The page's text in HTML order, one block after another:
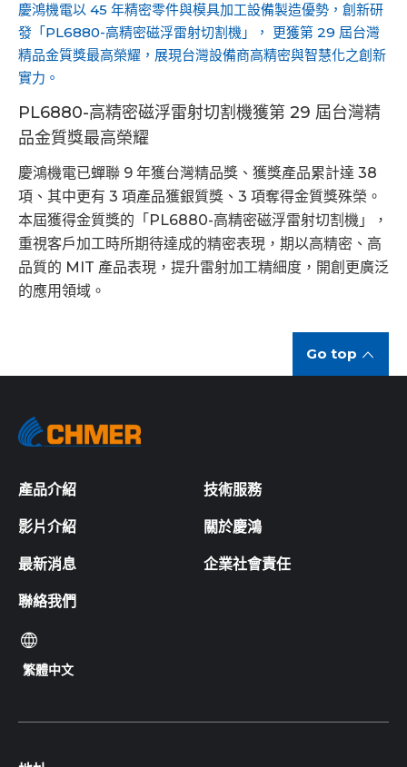
慶鴻機電以 45 年精密零件與模具加工設備製造優勢，創新研
發「PL6880-高精密磁浮雷射切割機」， 更獲第 29 屆台灣
精品金質獎最高榮耀，展現台灣設備商高精密與智慧化之創新
實力。
PL6880-高精密磁浮雷射切割機獲第 29 屆台灣精
品金質獎最高榮耀
慶鴻機電已蟬聯 9 年獲台灣精品獎、獲獎產品累計達 38
項、其中更有 3 項產品獲銀質獎、3 項奪得金質獎殊榮。
本屆獲得金質獎的「PL6880-高精密磁浮雷射切割機」，
重視客戶加工時所期待達成的精密表現，期以高精密、高
品質的 MIT 產品表現，提升雷射加工精細度，開創更廣泛
的應用領域。
Go top
產品介紹 技術服務
影片介紹 關於慶鴻
最新消息 企業社會責任
聯絡我們
繁體中文